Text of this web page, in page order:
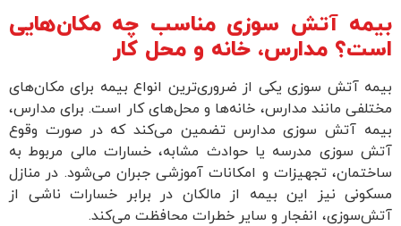
بیمه آتش سوزی مناسب چه مکان‌هایی
است؟ مدارس‌، خانه و محل کار
بیمه آتش‌ سوزی یکی از ضروری‌ترین انواع بیمه برای مکان‌های
مختلفی مانند مدارس، خانه‌ها و محل‌های کار است. برای مدارس،
بیمه آتش‌ سوزی مدارس تضمین می‌کند که در صورت وقوع
آتش‌ سوزی مدرسه یا حوادث مشابه، خسارات مالی مربوط به
ساختمان، تجهیزات و امکانات آموزشی جبران می‌شود. در منازل
مسکونی نیز این بیمه از مالکان در برابر خسارات ناشی از
آتش‌سوزی، انفجار و سایر خطرات محافظت می‌کند.